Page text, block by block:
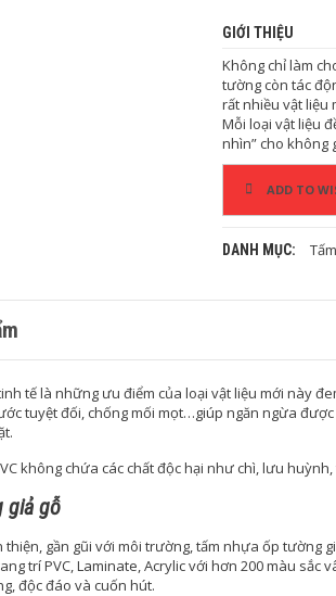
GIỚI THIỆU
Không chỉ làm
tường còn tác
rất nhiều vật liệu
Mỗi loại vật liệu
nhìn” cho không
ADD TO
DANH MỤC:
tế là những ưu điểm của loại vật liệu mới này
tuyệt đối, chống mối mọt…giúp ngăn ngừa
không chứa các chất độc hại như chì, lưu
giả gỗ
thiện, gần gũi với môi trường, tấm nhựa ốp
trí PVC, Laminate, Acrylic với hơn 200 màu sắc
độc đáo và cuốn hút.